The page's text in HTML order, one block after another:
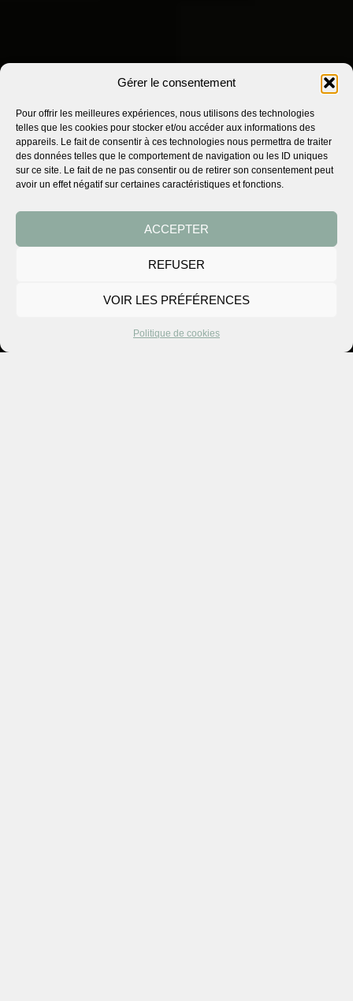
Gérer le consentement
Pour offrir les meilleures expériences, nous utilisons des technologies
telles que les cookies pour stocker et/ou accéder aux informations des
appareils. Le fait de consentir à ces technologies nous permettra de traiter
des données telles que le comportement de navigation ou les ID uniques
sur ce site. Le fait de ne pas consentir ou de retirer son consentement peut
avoir un effet négatif sur certaines caractéristiques et fonctions.
ACCEPTER
REFUSER
VOIR LES PRÉFÉRENCES
Politique de cookies
NOTRE EXPERTISE